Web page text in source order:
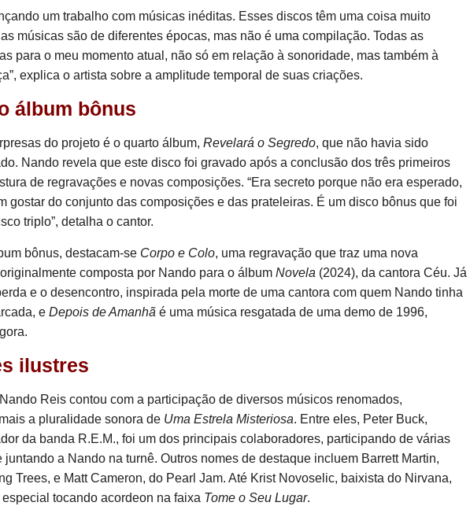
um trabalho com músicas inéditas. Esses discos têm uma coisa muito
músicas são de diferentes épocas, mas não é uma compilação. Todas as
para o meu momento atual, não só em relação à sonoridade, mas também à
explica o artista sobre a amplitude temporal de suas criações.
álbum bônus
do projeto é o quarto álbum, Revelará o Segredo, que não havia sido
Nando revela que este disco foi gravado após a conclusão dos três primeiros
de regravações e novas composições. “Era secreto porque não era esperado,
gostar do conjunto das composições e das prateleiras. É um disco bônus que foi
triplo”, detalha o cantor.
bônus, destacam-se Corpo e Colo, uma regravação que traz uma nova
composta por Nando para o álbum Novela (2024), da cantora Céu. Já
e o desencontro, inspirada pela morte de uma cantora com quem Nando tinha
e Depois de Amanhã é uma música resgatada de uma demo de 1996,
ilustres
Reis contou com a participação de diversos músicos renomados,
a pluralidade sonora de Uma Estrela Misteriosa. Entre eles, Peter Buck,
da banda R.E.M., foi um dos principais colaboradores, participando de várias
a Nando na turnê. Outros nomes de destaque incluem Barrett Martin,
Trees, e Matt Cameron, do Pearl Jam. Até Krist Novoselic, baixista do Nirvana,
tocando acordeon na faixa Tome o Seu Lugar.